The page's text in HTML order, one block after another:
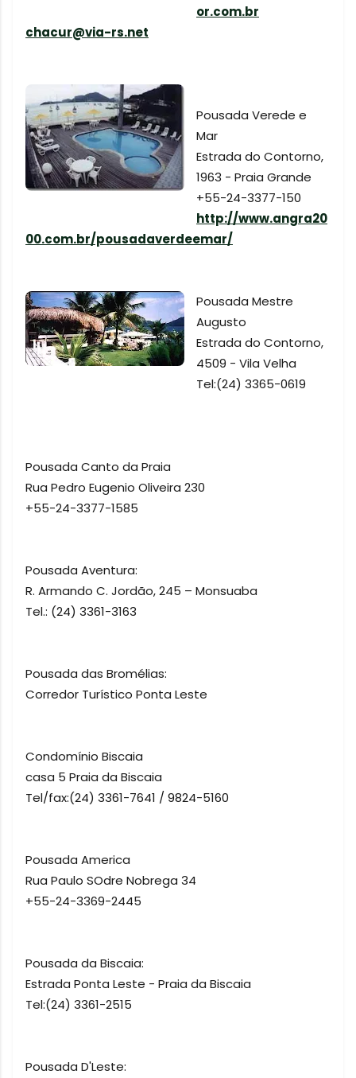
or.com.br
chacur@via-rs.net
Pousada Verede e
Mar
Estrada do Contorno,
1963 - Praia Grande
+55-24-3377-150
http://www.angra20
00.com.br/pousadaverdeemar/
Pousada Mestre
Augusto
Estrada do Contorno,
4509 - Vila Velha
Tel:(24) 3365-0619
Pousada Canto da Praia
Rua Pedro Eugenio Oliveira 230
+55-24-3377-1585
Pousada Aventura:
R. Armando C. Jordão, 245 – Monsuaba
Tel.: (24) 3361-3163
Pousada das Bromélias:
Corredor Turístico Ponta Leste
Condomínio Biscaia
casa 5 Praia da Biscaia
Tel/fax:(24) 3361-7641 / 9824-5160
Pousada America
Rua Paulo SOdre Nobrega 34
+55-24-3369-2445
Pousada da Biscaia:
Estrada Ponta Leste - Praia da Biscaia
Tel:(24) 3361-2515
Pousada D'Leste: